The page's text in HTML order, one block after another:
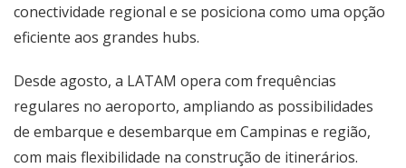
conectividade regional e se posiciona como uma opção
eficiente aos grandes hubs.
Desde agosto, a LATAM opera com frequências
regulares no aeroporto, ampliando as possibilidades
de embarque e desembarque em Campinas e região,
com mais flexibilidade na construção de itinerários.